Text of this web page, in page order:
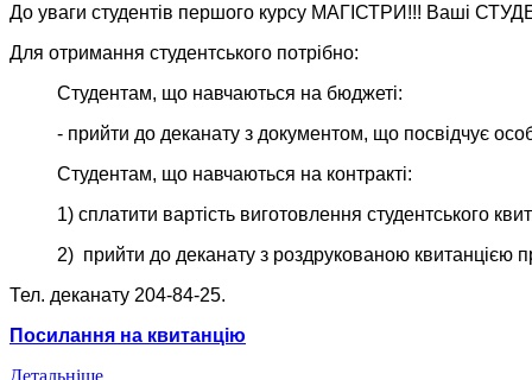
До уваги студентів першого курсу МАГІСТРИ!!! Ваші
Для отримання студентського потрібно:
Студентам, що навчаються на бюджеті:
- прийти до деканату з документом, що посвідчує
Студентам, що навчаються на контракті:
1) сплатити вартість виготовлення студентського
2) прийти до деканату з роздрукованою квитанцією
Тел. деканату 204-84-25.
Посилання на квитанцію
Детальніше